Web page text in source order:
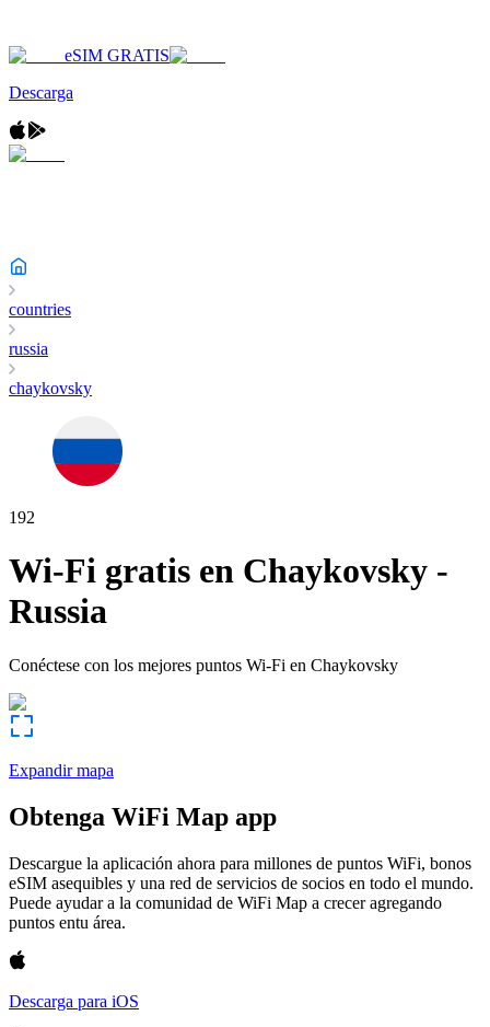
eSIM GRATIS
Descarga
countries
russia
chaykovsky
192
Wi-Fi gratis en Chaykovsky -
Russia
Conéctese con los mejores puntos Wi-Fi en Chaykovsky
Expandir mapa
Obtenga WiFi Map app
Descargue la aplicación ahora para millones de puntos WiFi, bonos
eSIM asequibles y una red de servicios de socios en todo el mundo.
Puede ayudar a la comunidad de WiFi Map a crecer agregando
puntos entu área.
Descarga para iOS